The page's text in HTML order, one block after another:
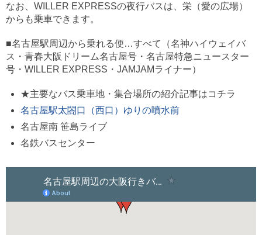
なお、WILLER EXPRESSの夜行バスは、栄（愛の広場）
からも乗車できます。
■名古屋駅周辺から乗れる便…すべて（名神ハイウェイバ
ス・青春大阪ドリーム名古屋号・名古屋特急ニュースター
号・WILLER EXPRESS・JAMJAMライナー）
★主要なバス乗車地・集合場所の紹介記事はコチラ
名古屋駅太閤口（西口）ゆりの噴水前
名古屋南 笹島ライブ
名鉄バスセンター